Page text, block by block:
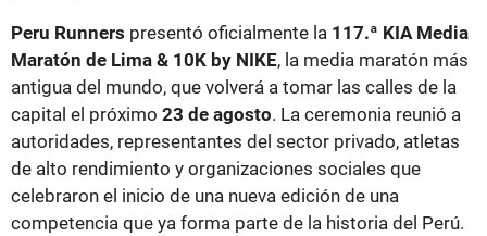
Peru Runners presentó oficialmente la 117.ª KIA Media
Maratón de Lima & 10K by NIKE, la media maratón más
antigua del mundo, que volverá a tomar las calles de la
capital el próximo 23 de agosto. La ceremonia reunió a
autoridades, representantes del sector privado, atletas
de alto rendimiento y organizaciones sociales que
celebraron el inicio de una nueva edición de una
competencia que ya forma parte de la historia del Perú.